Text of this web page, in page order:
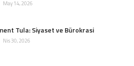
May 14, 2026
Tula: Siyaset ve Bürokrasi
Nis 30, 2026